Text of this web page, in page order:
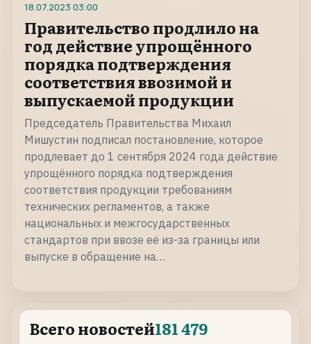
18.07.2023 03:00
Правительство продлило на
год действие упрощённого
порядка подтверждения
соответствия ввозимой и
выпускаемой продукции
Председатель Правительства Михаил
Мишустин подписал постановление, которое
продлевает до 1 сентября 2024 года действие
упрощённого порядка подтверждения
соответствия продукции требованиям
технических регламентов, а также
национальных и межгосударственных
стандартов при ввозе её из-за границы или
выпуске в обращение на…
Всего новостей181 479